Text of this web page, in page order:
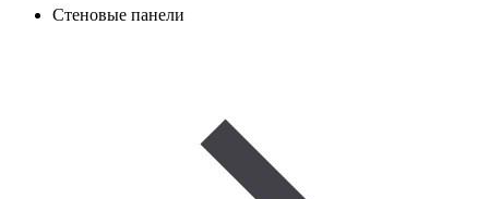
Стеновые панели